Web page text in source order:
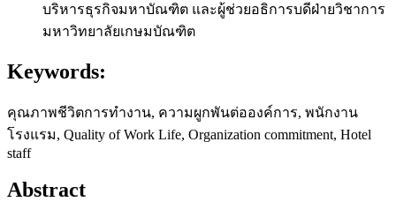
บริหารธุรกิจมหาบัณฑิต และผู้ช่วยอธิการบดีฝ่ายวิชาการ
มหาวิทยาลัยเกษมบัณฑิต
Keywords:
คุณภาพชีวิตการทำงาน, ความผูกพันต่อองค์การ, พนักงาน
โรงแรม, Quality of Work Life, Organization commitment, Hotel
staff
Abstract